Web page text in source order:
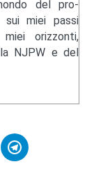
del pro-
sui miei passi
orizzonti,
NJPW e del